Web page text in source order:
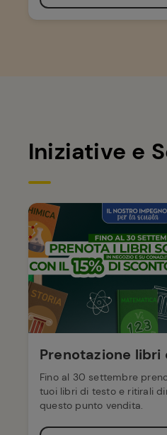
Iniziative e
Prenotazione libri
Fino al 30 settembre
tuoi libri di testo e ritirali
questo punto vendita.